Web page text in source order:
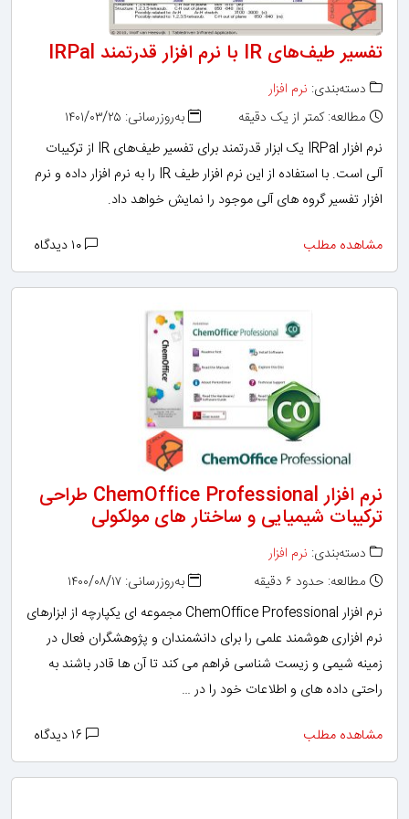
تفسیر طیف‌های IR با نرم افزار قدرتمند IRPal
دسته‌بندی: نرم افزار
مطالعه: کمتر از یک دقیقه
به‌روزرسانی: ۱۴۰۱/۰۳/۲۵
نرم افزار IRPal یک ابزار قدرتمند برای تفسیر طیف‌های IR از ترکیبات
آلی است. با استفاده از این نرم افزار طیف IR را به نرم افزار داده و نرم
افزار تفسیر گروه های آلی موجود را نمایش خواهد داد.
مشاهده مطلب
نرم افزار ChemOffice Professional طراحی
ترکیبات شیمیایی و ساختار های مولکولی
دسته‌بندی: نرم افزار
مطالعه: حدود ۶ دقیقه
به‌روزرسانی: ۱۴۰۰/۰۸/۱۷
نرم افزار ChemOffice Professional مجموعه ای یکپارچه از ابزارهای
نرم افزاری هوشمند علمی را برای دانشمندان و پژوهشگران فعال در
زمینه شیمی و زیست شناسی فراهم می کند تا آن ها قادر باشند به
راحتی داده های و اطلاعات خود را در …
مشاهده مطلب